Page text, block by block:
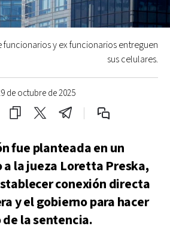
de octubre de 2025
y ex funcionarios entreguen
sus celulares.
fue planteada en un
la jueza Loretta Preska,
conexión directa
y el gobierno para hacer
la sentencia.